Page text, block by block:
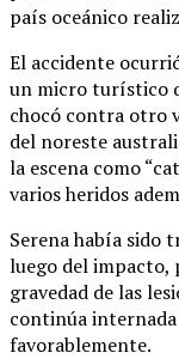
país oceánico
El accidente
un micro turístico
chocó contra otro
del noreste
la escena como
varios heridos
Serena había sido
luego del impacto,
gravedad de las
continúa internada
favorablemente.